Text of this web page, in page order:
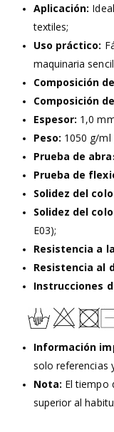
Aplicación:
textiles;
Uso práctico:
maquinaria
Composición
Composición
Espesor: 1,0
Peso: 1050 g/ml
Prueba de
Prueba de
Solidez del
Solidez del
E03);
Resistencia a
Resistencia al
Instrucciones
Información
solo referencias
Nota: El tiempo
superior al